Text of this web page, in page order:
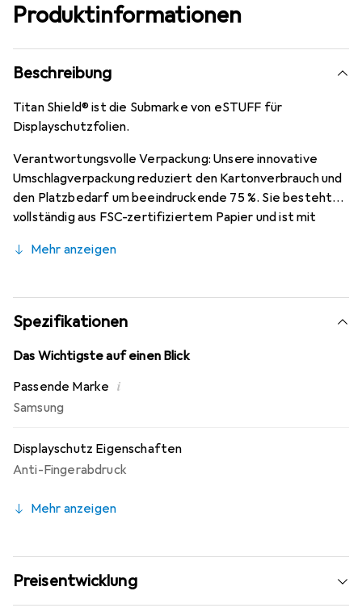
Produktinformationen
Beschreibung
Titan Shield® ist die Submarke von eSTUFF für
Displayschutzfolien.
Verantwortungsvolle Verpackung: Unsere innovative
Umschlagverpackung reduziert den Kartonverbrauch und
den Platzbedarf um beeindruckende 75 %. Sie besteht
vollständig aus FSC-zertifiziertem Papier und ist mit
Verpackung ist komplett plastikfrei und
Mehr anzeigen
Spezifikationen
Das Wichtigste auf einen Blick
Passende Marke i
Samsung
Displayschutz Eigenschaften
Anti-Fingerabdruck
Mehr anzeigen
Preisentwicklung